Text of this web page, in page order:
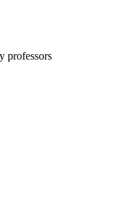
professors